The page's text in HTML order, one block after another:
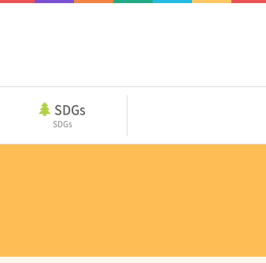
SDGs
SDGs